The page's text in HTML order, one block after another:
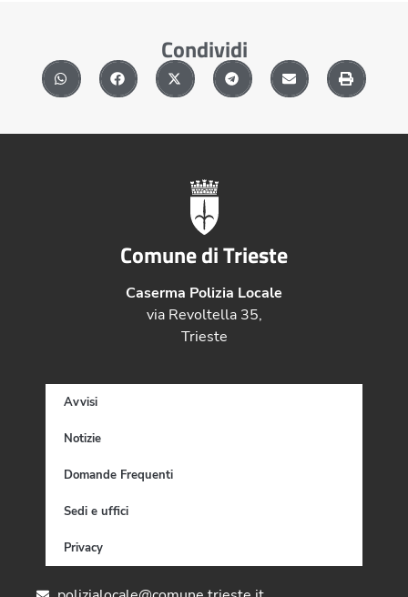
Condividi
Comune di Trieste
Caserma Polizia Locale
via Revoltella 35,
Trieste
Avvisi
Notizie
Domande Frequenti
Sedi e uffici
Privacy